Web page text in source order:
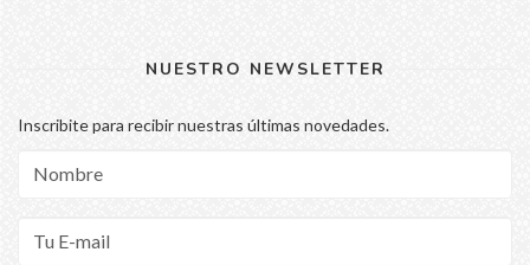
NUESTRO NEWSLETTER
Inscribite para recibir nuestras últimas novedades.